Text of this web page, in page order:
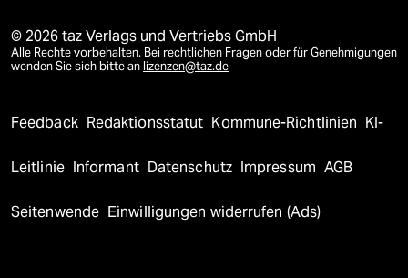
© 2026 taz Verlags und Vertriebs GmbH
Alle Rechte vorbehalten. Bei rechtlichen Fragen oder für Genehmigungen
wenden Sie sich bitte an lizenzen@taz.de
Feedback Redaktionsstatut Kommune-Richtlinien KI-
Leitlinie Informant Datenschutz Impressum AGB
Seitenwende Einwilligungen widerrufen (Ads)